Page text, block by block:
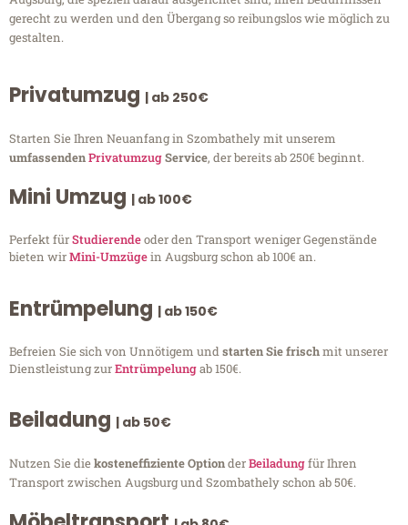
gerecht zu werden und den Übergang so reibungslos wie möglich zu
gestalten.
Privatumzug | ab 250€
Starten Sie Ihren Neuanfang in Szombathely mit unserem
umfassendenPrivatumzugService, der bereits ab 250€ beginnt.
Mini Umzug | ab 100€
Perfekt fürStudierendeoder den Transport weniger Gegenstände
bieten wirMini-Umzügein Augsburg schon ab 100€ an.
Entrümpelung | ab 150€
Befreien Sie sich von Unnötigem undstarten Sie frischmit unserer
Dienstleistung zurEntrümpelungab 150€.
Beiladung | ab 50€
Nutzen Sie diekosteneffiziente OptionderBeiladungfür Ihren
Transport zwischen Augsburg und Szombathely schon ab 50€.